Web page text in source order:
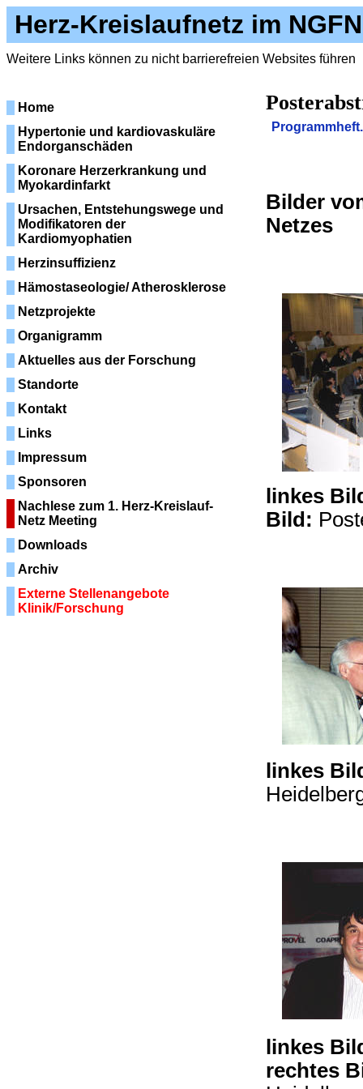
Herz-Kreislaufnetz im NGFN
Weitere Links können zu nicht barrierefreien Websites führen
Home
Hypertonie und kardiovaskuläre
Endorganschäden
Koronare Herzerkrankung und
Myokardinfarkt
Ursachen, Entstehungswege und
Modifikatoren der
Kardiomyophatien
Herzinsuffizienz
Hämostaseologie/ Atherosklerose
Netzprojekte
Organigramm
Aktuelles aus der Forschung
Standorte
Kontakt
Links
Impressum
Sponsoren
Nachlese zum 1. Herz-Kreislauf-
Netz Meeting
Downloads
Archiv
Externe Stellenangebote
Klinik/Forschung
Bilder
Netzes
linkes
Bild:
linkes
linkes
rechtes